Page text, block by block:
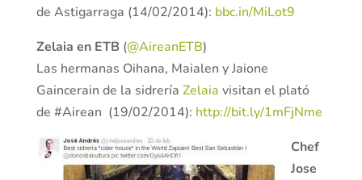
de Astigarraga (14/02/2014): bbc.in/MiLot9
Zelaia en ETB (@AireanETB)
Las hermanas Oihana, Maialen y Jaione
Gaincerain de la sidrería Zelaia visitan el plató
de #Airean (19/02/2014): http://bit.ly/1mFjNme
Chef
Jose